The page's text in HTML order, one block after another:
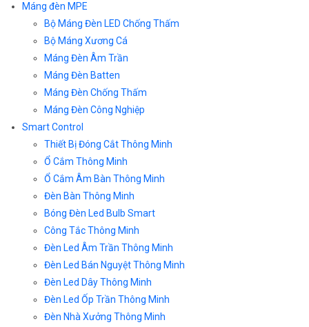
Máng đèn MPE
Bộ Máng Đèn LED Chống Thấm
Bộ Máng Xương Cá
Máng Đèn Âm Trần
Máng Đèn Batten
Máng Đèn Chống Thấm
Máng Đèn Công Nghiệp
Smart Control
Thiết Bị Đóng Cắt Thông Minh
Ổ Cắm Thông Minh
Ổ Cắm Âm Bàn Thông Minh
Đèn Bàn Thông Minh
Bóng Đèn Led Bulb Smart
Công Tắc Thông Minh
Đèn Led Âm Trần Thông Minh
Đèn Led Bán Nguyệt Thông Minh
Đèn Led Dây Thông Minh
Đèn Led Ốp Trần Thông Minh
Đèn Nhà Xưởng Thông Minh